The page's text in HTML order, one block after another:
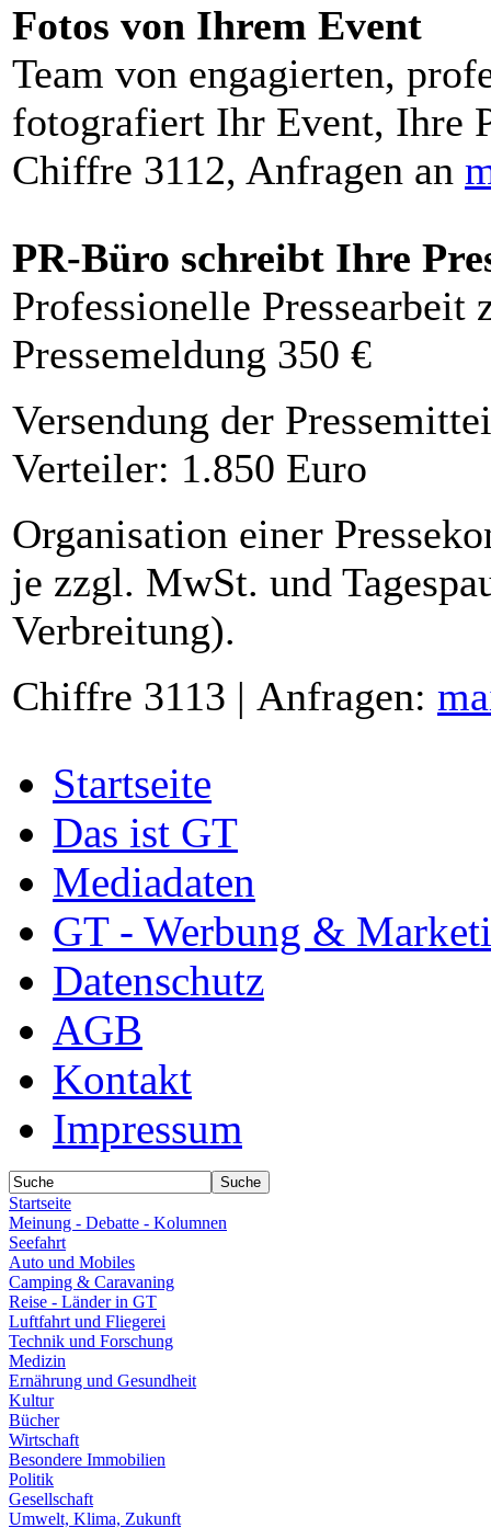
Fotos von Ihrem Event
Team von engagierten,
fotografiert Ihr Event, Ihre
Chiffre 3112, Anfragen an
PR-Büro schreibt Ihre
Professionelle Pressearbeit
Pressemeldung 350 €
Versendung der
Verteiler: 1.850 Euro
Organisation einer
je zzgl. MwSt. und
Verbreitung).
Chiffre 3113 | Anfragen:
Startseite
Das ist GT
Mediadaten
GT - Werbung &
Datenschutz
AGB
Kontakt
Impressum
Startseite
Meinung - Debatte - Kolumnen
Seefahrt
Auto und Mobiles
Camping & Caravaning
Reise - Länder in GT
Luftfahrt und Fliegerei
Technik und Forschung
Medizin
Ernährung und Gesundheit
Kultur
Bücher
Wirtschaft
Besondere Immobilien
Politik
Gesellschaft
Umwelt, Klima, Zukunft